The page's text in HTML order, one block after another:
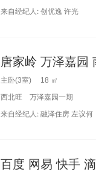
来自经纪人: 创优逸 许光
唐家岭 万泽嘉园
主卧(3室) 18 ㎡
西北旺
万泽嘉园一期
来自经纪人: 融泽住房 左议何
百度 网易 快手